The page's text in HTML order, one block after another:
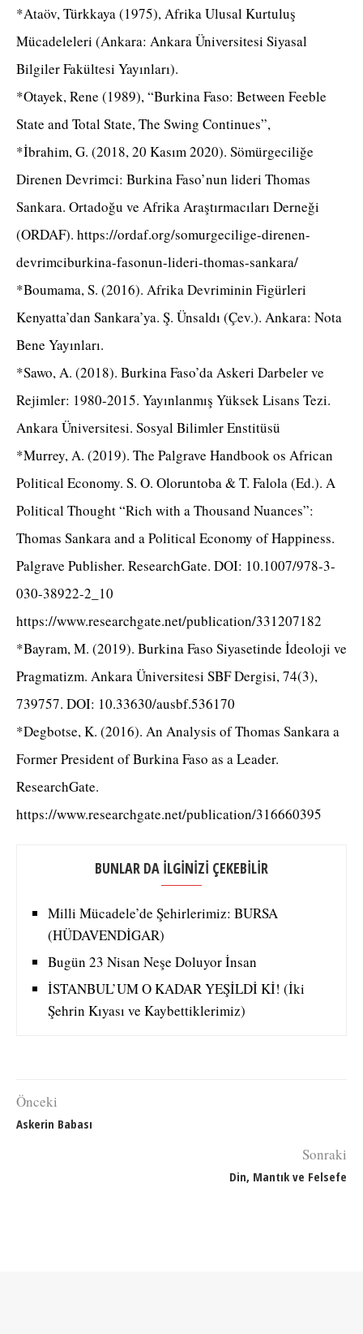
*Ataöv, Türkkaya (1975), Afrika Ulusal Kurtuluş
Mücadeleleri (Ankara: Ankara Üniversitesi Siyasal
Bilgiler Fakültesi Yayınları).
*Otayek, Rene (1989), “Burkina Faso: Between Feeble
State and Total State, The Swing Continues”,
*İbrahim, G. (2018, 20 Kasım 2020). Sömürgeciliğe
Direnen Devrimci: Burkina Faso’nun lideri Thomas
Sankara. Ortadoğu ve Afrika Araştırmacıları Derneği
(ORDAF). https://ordaf.org/somurgecilige-direnen-
devrimciburkina-fasonun-lideri-thomas-sankara/
*Boumama, S. (2016). Afrika Devriminin Figürleri
Kenyatta’dan Sankara’ya. Ş. Ünsaldı (Çev.). Ankara: Nota
Bene Yayınları.
*Sawo, A. (2018). Burkina Faso’da Askeri Darbeler ve
Rejimler: 1980-2015. Yayınlanmış Yüksek Lisans Tezi.
Ankara Üniversitesi. Sosyal Bilimler Enstitüsü
*Murrey, A. (2019). The Palgrave Handbook os African
Political Economy. S. O. Oloruntoba & T. Falola (Ed.). A
Political Thought “Rich with a Thousand Nuances”:
Thomas Sankara and a Political Economy of Happiness.
Palgrave Publisher. ResearchGate. DOI: 10.1007/978-3-
030-38922-2_10
https://www.researchgate.net/publication/331207182
*Bayram, M. (2019). Burkina Faso Siyasetinde İdeoloji ve
Pragmatizm. Ankara Üniversitesi SBF Dergisi, 74(3),
739757. DOI: 10.33630/ausbf.536170
*Degbotse, K. (2016). An Analysis of Thomas Sankara a
Former President of Burkina Faso as a Leader.
ResearchGate.
https://www.researchgate.net/publication/316660395
BUNLAR DA İLGİNİZİ ÇEKEBİLİR
Milli Mücadele’de Şehirlerimiz: BURSA
(HÜDAVENDİGAR)
Bugün 23 Nisan Neşe Doluyor İnsan
İSTANBUL’UM O KADAR YEŞİLDİ Kİ! (İki
Şehrin Kıyası ve Kaybettiklerimiz)
Önceki
Askerin Babası
Sonraki
Din, Mantık ve Felsefe